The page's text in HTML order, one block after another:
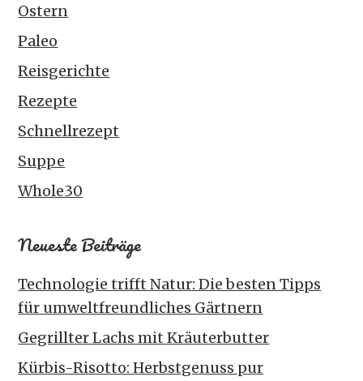
Ostern
Paleo
Reisgerichte
Rezepte
Schnellrezept
Suppe
Whole30
Neueste Beiträge
Technologie trifft Natur: Die besten Tipps
für umweltfreundliches Gärtnern
Gegrillter Lachs mit Kräuterbutter
Kürbis-Risotto: Herbstgenuss pur